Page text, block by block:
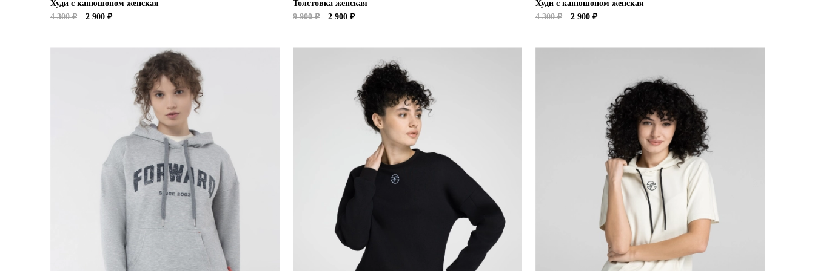
Худи с капюшоном женская
4 300 ₽
2 900 ₽
Толстовка женская
9 900 ₽
2 900 ₽
Худи с капюшоном женская
4 300 ₽
2 900 ₽